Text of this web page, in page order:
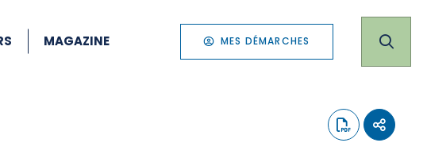
MAGAZINE MES DÉMARCHES